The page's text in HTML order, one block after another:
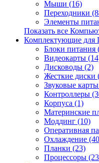
Мыши (16)
Переходники
Элементы
Показать все
Комплектующие для
Блоки питания
Видеокарты
Дисководы (2)
Жесткие диски
Звуковые
Контроллеры
Корпуса (1)
Материнские
Моддинг (10)
Оперативная
Охлаждение
Планки (23)
Процессоры